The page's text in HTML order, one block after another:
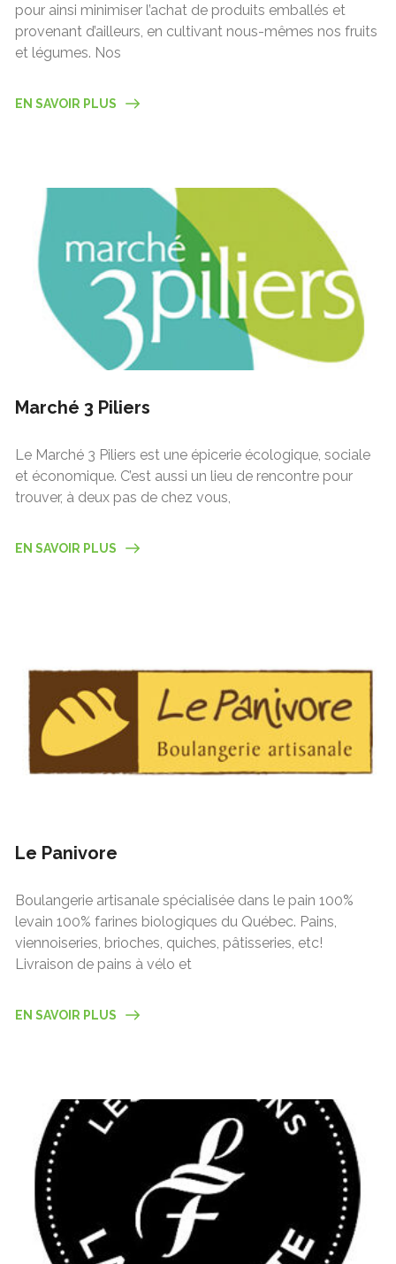
pour ainsi minimiser l’achat de produits emballés et
provenant d’ailleurs, en cultivant nous-mêmes nos fruits
et légumes. Nos
EN SAVOIR PLUS
Marché 3 Piliers
Le Marché 3 Piliers est une épicerie écologique, sociale
et économique. C’est aussi un lieu de rencontre pour
trouver, à deux pas de chez vous,
EN SAVOIR PLUS
Le Panivore
Boulangerie artisanale spécialisée dans le pain 100%
levain 100% farines biologiques du Québec. Pains,
viennoiseries, brioches, quiches, pâtisseries, etc!
Livraison de pains à vélo et
EN SAVOIR PLUS